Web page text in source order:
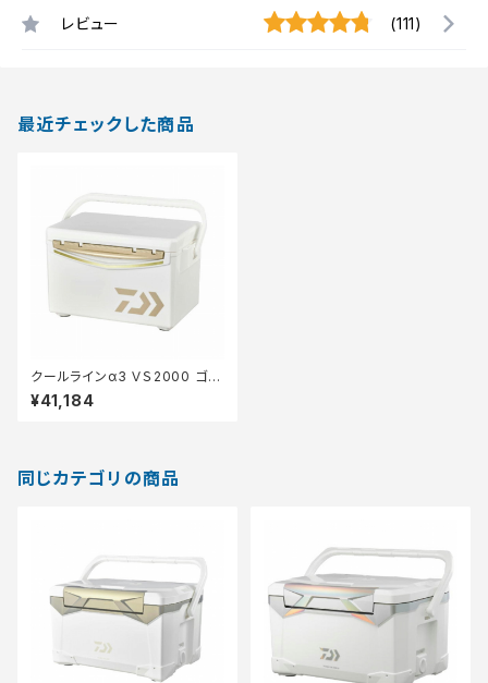
レビュー (111)
最近チェックした商品
クールラインα3 ＶＳ2000 ゴー
ルド
¥41,184
同じカテゴリの商品